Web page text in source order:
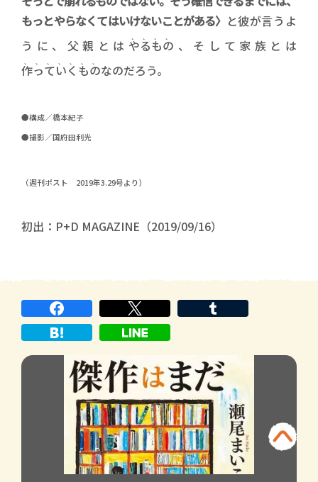
もっとやらなくてはいけないことがある〉 と彼が言うよ
うに、父親とは やるもの
、、、、
、そして家族とは
作っていくもの
、、、、、、、 なのだろう。
●構成／橋本紀子
●撮影／国府田利光
（週刊ポスト 2019年3.29号より）
初出：P+D MAGAZINE（2019/09/16）